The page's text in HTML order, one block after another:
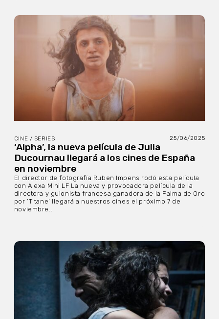
CINE / SERIES 25/06/2025
‘Alpha’, la nueva película de Julia
Ducournau llegará a los cines de España
en noviembre
El director de fotografía Ruben Impens rodó esta película
con Alexa Mini LF La nueva y provocadora película de la
directora y guionista francesa ganadora de la Palma de Oro
por ‘Titane’ llegará a nuestros cines el próximo 7 de
noviembre...